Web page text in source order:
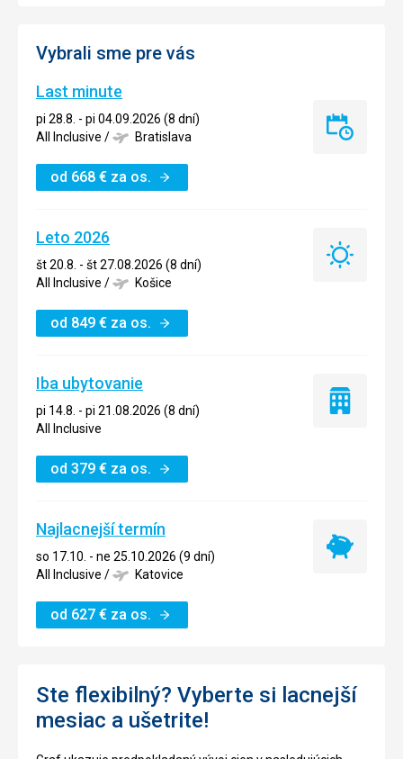
Vybrali sme pre vás
Last minute
pi 28.8. - pi 04.09.2026 (8 dní)
All Inclusive / Bratislava
od 668 € za os.
Last
Leto 2026
št 20.8. - št 27.08.2026 (8 dní)
All Inclusive / Košice
od 849 € za os.
Leto
Iba ubytovanie
pi 14.8. - pi 21.08.2026 (8 dní)
All Inclusive
od 379 € za os.
Iba
Najlacnejší termín
so 17.10. - ne 25.10.2026 (9 dní)
All Inclusive / Katovice
od 627 € za os.
Najlacnejší
Ste flexibilný? Vyberte si lacnejší
mesiac a ušetrite!